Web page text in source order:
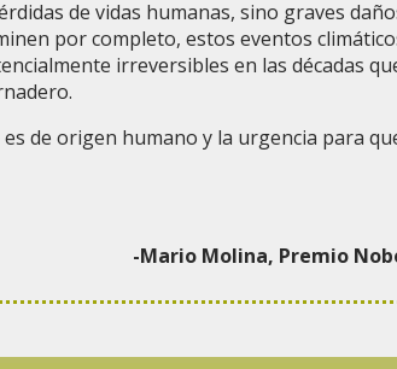
de vidas humanas, sino graves
por completo, estos eventos
irreversibles en las décadas
de origen humano y la urgencia para
-Mario Molina, Premio